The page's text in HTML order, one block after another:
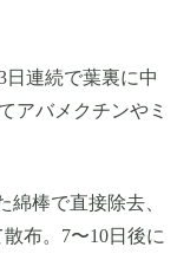
日連続で葉裏に中
アバメクチンやミ
綿棒で直接除去、
布。7〜10日後に